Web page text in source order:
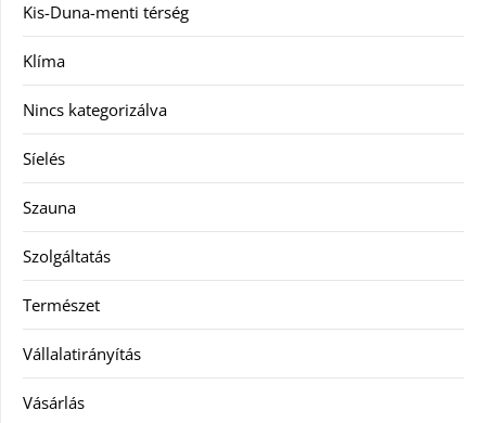
Kis-Duna-menti térség
Klíma
Nincs kategorizálva
Síelés
Szauna
Szolgáltatás
Természet
Vállalatirányítás
Vásárlás